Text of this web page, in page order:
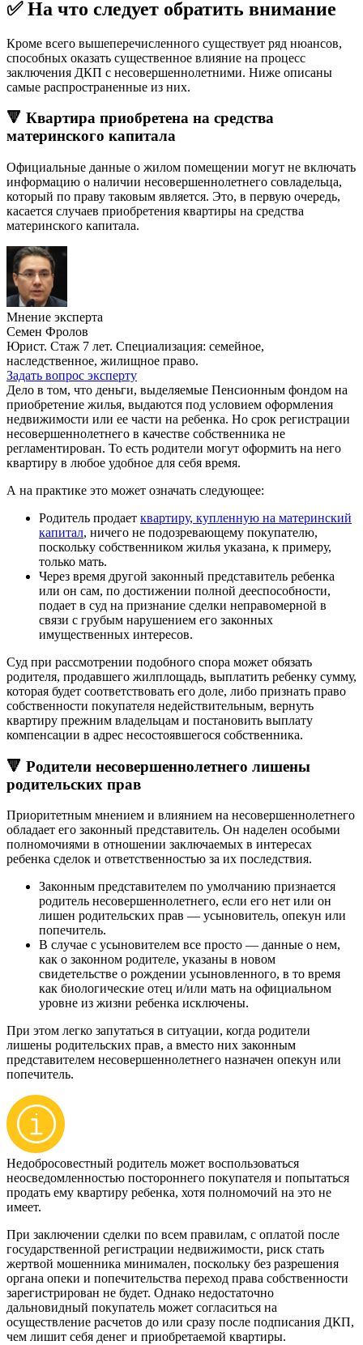
✅ На что следует обратить внимание
Кроме всего вышеперечисленного существует ряд нюансов,
способных оказать существенное влияние на процесс
заключения ДКП с несовершеннолетними. Ниже описаны
самые распространенные из них.
🔻 Квартира приобретена на средства
материнского капитала
Официальные данные о жилом помещении могут не включать
информацию о наличии несовершеннолетнего совладельца,
который по праву таковым является. Это, в первую очередь,
касается случаев приобретения квартиры на средства
материнского капитала.
Мнение эксперта
Семен Фролов
Юрист. Стаж 7 лет. Специализация: семейное,
наследственное, жилищное право.
Задать вопрос эксперту
Дело в том, что деньги, выделяемые Пенсионным фондом на
приобретение жилья, выдаются под условием оформления
недвижимости или ее части на ребенка. Но срок регистрации
несовершеннолетнего в качестве собственника не
регламентирован. То есть родители могут оформить на него
квартиру в любое удобное для себя время.
А на практике это может означать следующее:
Родитель продает квартиру, купленную на материнский
капитал, ничего не подозревающему покупателю,
поскольку собственником жилья указана, к примеру,
только мать.
Через время другой законный представитель ребенка
или он сам, по достижении полной дееспособности,
подает в суд на признание сделки неправомерной в
связи с грубым нарушением его законных
имущественных интересов.
Суд при рассмотрении подобного спора может обязать
родителя, продавшего жилплощадь, выплатить ребенку сумму,
которая будет соответствовать его доле, либо признать право
собственности покупателя недействительным, вернуть
квартиру прежним владельцам и постановить выплату
компенсации в адрес несостоявшегося собственника.
🔻 Родители несовершеннолетнего лишены
родительских прав
Приоритетным мнением и влиянием на несовершеннолетнего
обладает его законный представитель. Он наделен особыми
полномочиями в отношении заключаемых в интересах
ребенка сделок и ответственностью за их последствия.
Законным представителем по умолчанию признается
родитель несовершеннолетнего, если его нет или он
лишен родительских прав — усыновитель, опекун или
попечитель.
В случае с усыновителем все просто — данные о нем,
как о законном родителе, указаны в новом
свидетельстве о рождении усыновленного, в то время
как биологические отец и/или мать на официальном
уровне из жизни ребенка исключены.
При этом легко запутаться в ситуации, когда родители
лишены родительских прав, а вместо них законным
представителем несовершеннолетнего назначен опекун или
попечитель.
Недобросовестный родитель может воспользоваться
неосведомленностью постороннего покупателя и попытаться
продать ему квартиру ребенка, хотя полномочий на это не
имеет.
При заключении сделки по всем правилам, с оплатой после
государственной регистрации недвижимости, риск стать
жертвой мошенника минимален, поскольку без разрешения
органа опеки и попечительства переход права собственности
зарегистрирован не будет. Однако недостаточно
дальновидный покупатель может согласиться на
осуществление расчетов до или сразу после подписания ДКП,
чем лишит себя денег и приобретаемой квартиры.